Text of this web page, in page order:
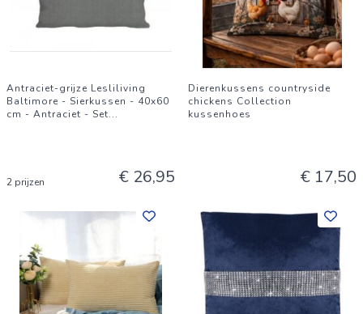
Antraciet-grijze Lesliliving
Baltimore - Sierkussen - 40x60
cm - Antraciet - Set...
2 prijzen € 26,95
Dierenkussens countryside
chickens Collection
kussenhoes
€ 17,50